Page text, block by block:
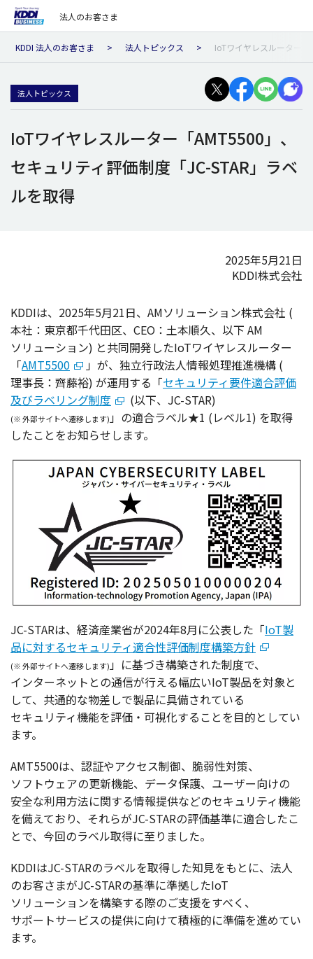
法人のお客さま
KDDI 法人のお客さま 法人トピックス IoTワイヤレスルーター
法人トピックス
IoTワイヤレスルーター「AMT5500」、
セキュリティ評価制度「JC-STAR」ラベ
ルを取得
2025年5月21日
KDDI株式会社
KDDIは、2025年5月21日、AMソリューション株式会社 (
本社 ： 東京都千代田区、CEO： 土本順久、 以下 AM
ソリューション) と共同開発したIoTワイヤレスルーター
「AMT5500 」が、 独立行政法人情報処理推進機構(
理事長 ： 齊藤裕) が運用する「セキュリティ要件適合評価
及びラベリング制度
(以下、JC-STAR)
(※外部サイトへ遷移します)」の適合ラベル★1 (レベル1) を取得
したことをお知らせします。
JC-STARは、 経済産業省が2024年8月に公表した「IoT製
品に対するセキュリティ適合性評価制度構築方針
(※外部サイトへ遷移します) 」に基づき構築された制度で、
インターネット との通信が行える幅広いIoT製品を対象と
して、 共通的な物差しで製品に具備されている
セキュリティ機能を評価 ・ 可視化することを目的としてい
ます。
AMT5500は、 認証やアクセス制御、 脆弱性対策、
ソフトウェアの更新機能、 データ保護、 ユーザー向けの
安全な利用方法に関する情報提供などのセキュリティ機能
を備えており、それらがJC-STARの評価基準に適合したこ
とで、 今回のラベル取得に至りました。
KDDIはJC-STARのラベルを取得した知見をもとに、 法人
のお客さまがJC-STARの基準に準拠したIoT
ソリューションを構築する際のご支援をすべく、
サポートサービスの提供に向けて積極的に準備を進めてい
ます。